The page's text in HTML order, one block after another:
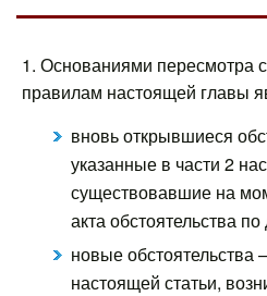
1. Основаниями пересмотра
правилам настоящей главы
вновь открывшиеся
указанные в части 2
существовавшие на
акта обстоятельства по
новые обстоятельства
настоящей статьи,